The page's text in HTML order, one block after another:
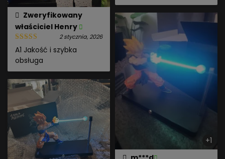
Zweryfikowany
właściciel Henry
2 stycznia, 2026
A1 Jakość i szybka
obsługa
+1